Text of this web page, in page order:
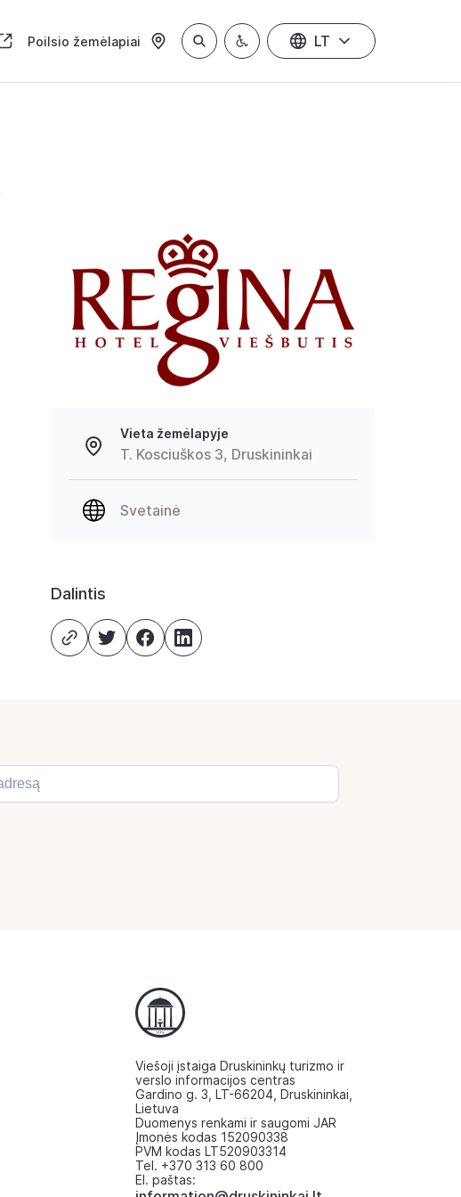
Poilsio žemėlapiai LT
Vieta žemėlapyje
T. Kosciuškos 3, Druskininkai
Svetainė
Dalintis
Viešoji įstaiga Druskininkų turizmo ir
verslo informacijos centras
Gardino g. 3, LT-66204, Druskininkai,
Lietuva
Duomenys renkami ir saugomi JAR
Įmonės kodas 152090338
PVM kodas LT520903314
Tel. +370 313 60 800
El. paštas: